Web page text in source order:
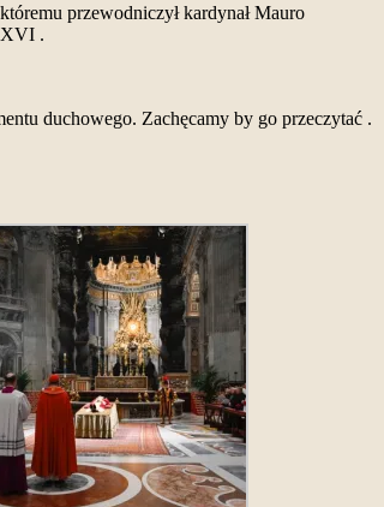
przewodniczył kardynał Mauro
XVI .
duchowego. Zachęcamy by go przeczytać .